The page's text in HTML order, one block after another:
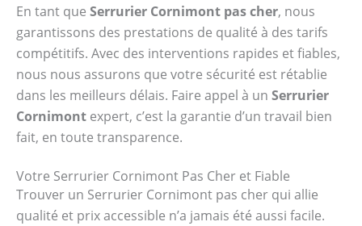
En tant que Serrurier Cornimont pas cher, nous
garantissons des prestations de qualité à des tarifs
compétitifs. Avec des interventions rapides et fiables,
nous nous assurons que votre sécurité est rétablie
dans les meilleurs délais. Faire appel à un Serrurier
Cornimont expert, c’est la garantie d’un travail bien
fait, en toute transparence.
Votre Serrurier Cornimont Pas Cher et Fiable
Trouver un Serrurier Cornimont pas cher qui allie
qualité et prix accessible n’a jamais été aussi facile.